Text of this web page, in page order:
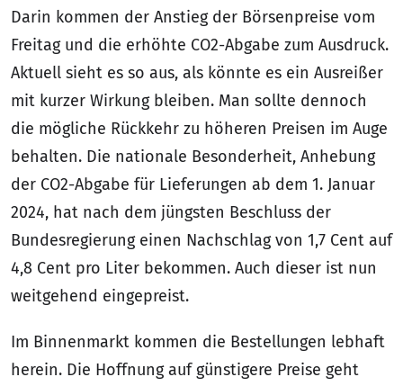
Darin kommen der Anstieg der Börsenpreise vom
Freitag und die erhöhte CO2-Abgabe zum Ausdruck.
Aktuell sieht es so aus, als könnte es ein Ausreißer
mit kurzer Wirkung bleiben. Man sollte dennoch
die mögliche Rückkehr zu höheren Preisen im Auge
behalten. Die nationale Besonderheit, Anhebung
der CO2-Abgabe für Lieferungen ab dem 1. Januar
2024, hat nach dem jüngsten Beschluss der
Bundesregierung einen Nachschlag von 1,7 Cent auf
4,8 Cent pro Liter bekommen. Auch dieser ist nun
weitgehend eingepreist.
Im Binnenmarkt kommen die Bestellungen lebhaft
herein. Die Hoffnung auf günstigere Preise geht